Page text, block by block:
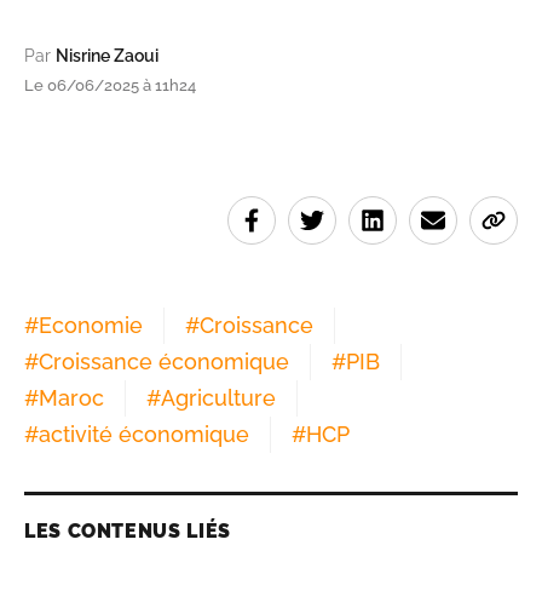
Par Nisrine Zaoui
Le 06/06/2025 à 11h24
#Economie #Croissance
#Croissance économique #PIB
#Maroc #Agriculture
#activité économique #HCP
LES CONTENUS LIÉS